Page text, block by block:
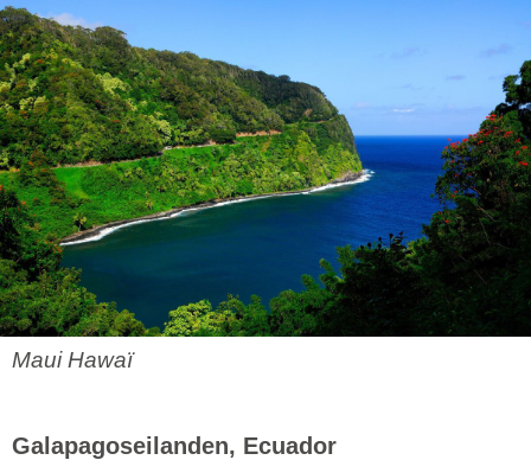
Maui Hawaï
Galapagoseilanden, Ecuador